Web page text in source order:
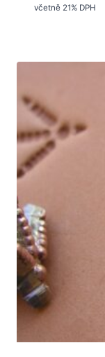
včetně 21% DPH